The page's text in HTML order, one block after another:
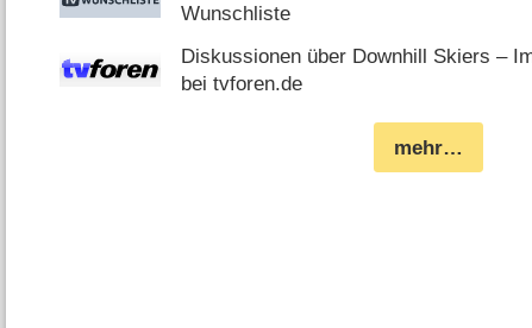
Wunschliste
Diskussionen über Downhill Skiers –
bei tvforen.de
mehr…